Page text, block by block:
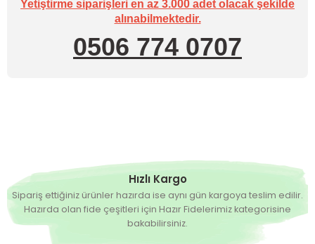
Yetiştirme siparişleri en az 3.000 adet olacak şekilde
alınabilmektedir.
0506 774 0707
Hızlı Kargo
Sipariş ettiğiniz ürünler hazırda ise aynı gün kargoya teslim edilir.
Hazırda olan fide çeşitleri için Hazır Fidelerimiz kategorisine
bakabilirsiniz.